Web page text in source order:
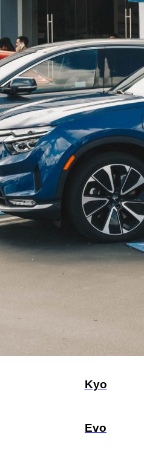
Limo Green
EC Van
Vero X
Viper
Kinet
Kyo
Evo